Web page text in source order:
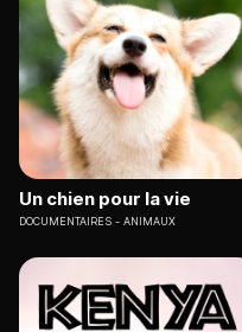
Un chien pour la vie
DOCUMENTAIRES ANIMAUX